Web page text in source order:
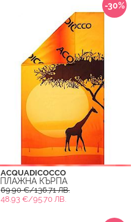
-30%
ACQUADICOCCO
ПЛАЖНА КЪРПА
69.90 €/136.71 ЛВ.
48.93 €/95.70 ЛВ.